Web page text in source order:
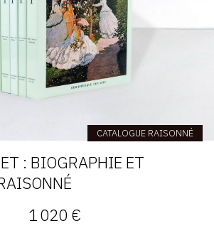
CATALOGUE RAISONNÉ
: BIOGRAPHIE ET
1 020 €